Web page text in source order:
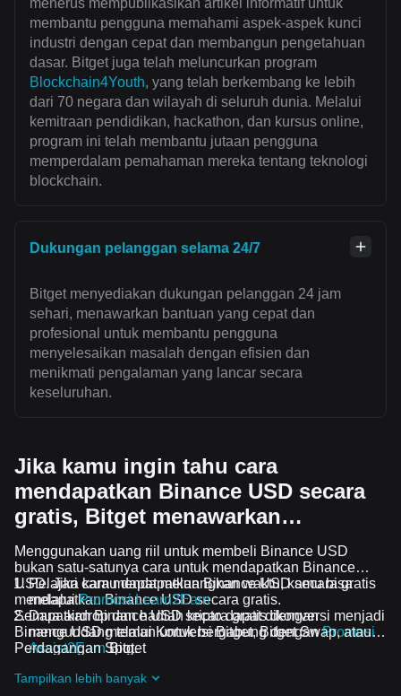
menerus mempublikasikan artikel informatif untuk
membantu pengguna memahami aspek-aspek kunci
industri dengan cepat dan membangun pengetahuan
dasar. Bitget juga telah meluncurkan program
Blockchain4Youth, yang telah berkembang ke lebih
dari 70 negara dan wilayah di seluruh dunia. Melalui
kemitraan pendidikan, hackathon, dan kursus online,
program ini telah membantu jutaan pengguna
memperdalam pemahaman mereka tentang teknologi
blockchain.
Dukungan pelanggan selama 24/7
Bitget menyediakan dukungan pelanggan 24 jam
sehari, menawarkan bantuan yang cepat dan
profesional untuk membantu pengguna
menyelesaikan masalah dengan efisien dan
menikmati pengalaman yang lancar secara
keseluruhan.
Jika kamu ingin tahu cara
mendapatkan Binance USD secara
gratis, Bitget menawarkan…
Menggunakan uang riil untuk membeli Binance USD
bukan satu-satunya cara untuk mendapatkan Binance
USD. Jika kamu dapat meluangkan waktu, kamu bisa
mendapatkan Binance USD secara gratis.
Pelajari cara mendapatkan Binance USD secara gratis
melaluiPromosi Learn2Earn
Dapatkan Binance USD secara gratis dengan
mengundang teman untuk bergabung denganPromosi
Assist2EarnBitget
bergabung keTantangan dan promosi yang sedang
Semua airdrop dan hadiah kripto dapat dikonversi menjadi
Binance USD melalui Konversi Bitget, Bitget Swap, atau
Perdagangan Spot.
Tampilkan lebih banyak